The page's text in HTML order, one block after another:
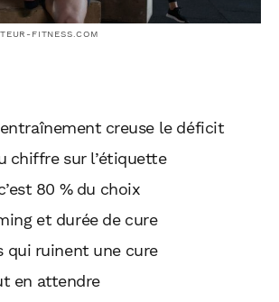
FITNESS.COM
creuse le déficit
chiffre sur l’étiquette
80 % du choix
et durée de cure
qui ruinent une cure
en attendre